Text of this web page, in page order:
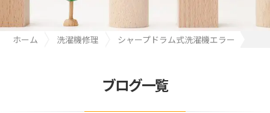
ホーム 洗濯機修理
シャープドラム式洗濯機エラー
ブログ一覧